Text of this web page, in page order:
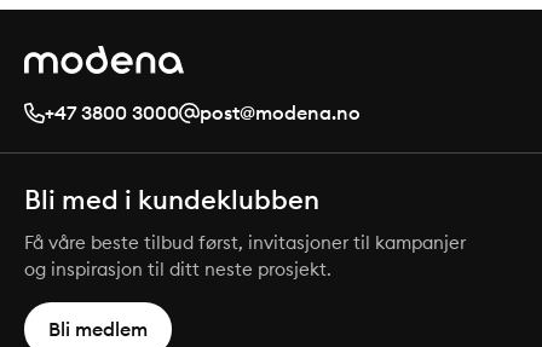
+47 3800 3000 post@modena.no
Bli med i kundeklubben
Få våre beste tilbud først, invitasjoner til kampanjer
og inspirasjon til ditt neste prosjekt.
Bli medlem